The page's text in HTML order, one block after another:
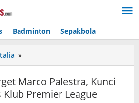
Badminton Sepakbola
»
Milan
Marco
Palestra,
Marco Palestra, Kunci
Premier League